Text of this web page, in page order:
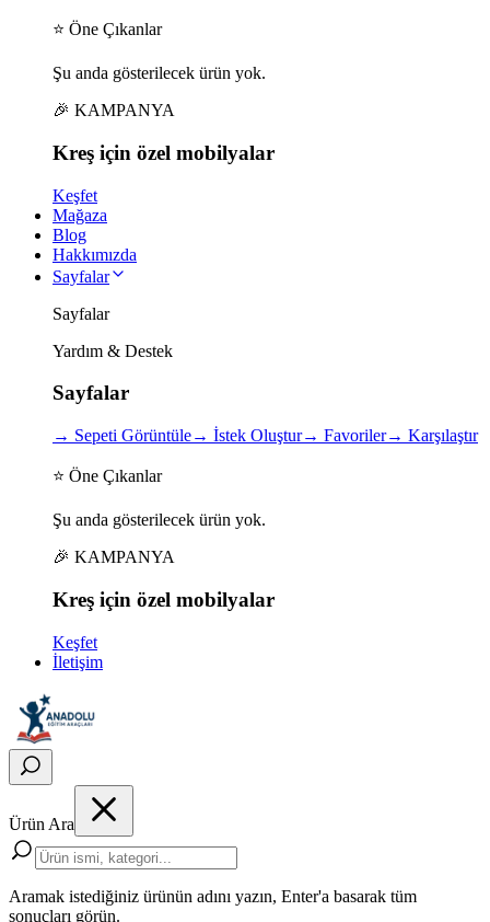
⭐ Öne Çıkanlar
Şu anda gösterilecek ürün yok.
🎉 KAMPANYA
Kreş için özel mobilyalar
Keşfet
Mağaza
Blog
Hakkımızda
Sayfalar
Sayfalar
Yardım & Destek
Sayfalar
→ Sepeti Görüntüle→ İstek Oluştur→ Favoriler→ Karşılaştır
⭐ Öne Çıkanlar
Şu anda gösterilecek ürün yok.
🎉 KAMPANYA
Kreş için özel mobilyalar
Keşfet
İletişim
Ürün Ara
Aramak istediğiniz ürünün adını yazın, Enter'a basarak tüm
sonuçları görün.